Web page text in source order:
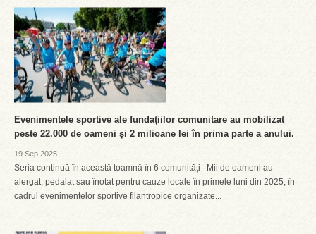
Evenimentele sportive ale fundațiilor comunitare au mobilizat
peste 22.000 de oameni și 2 milioane lei în prima parte a anului.
19 Sep 2025
Seria continuă în această toamnă în 6 comunități Mii de oameni au
alergat, pedalat sau înotat pentru cauze locale în primele luni din 2025, în
cadrul evenimentelor sportive filantropice organizate...